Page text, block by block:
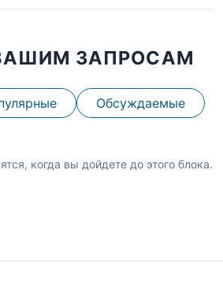
ЗАПРОСАМ
Обсуждаемые
когда вы дойдете до этого блока.